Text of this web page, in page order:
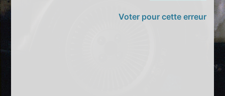
Voter pour cette erreur